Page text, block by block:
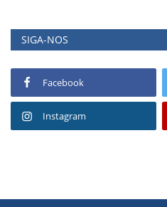
SIGA-NOS
Facebook
Instagram